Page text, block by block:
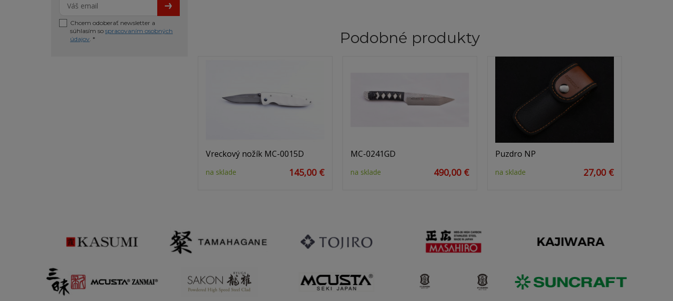
Chcem odoberať newsletter a
súhlasím so spracovaním osobných
údajov. * Podobné produkty
Vreckový nožík MC-0015D
na sklade 145,00 €
MC-0241GD
na sklade 490,00 €
Puzdro NP
na sklade 27,00 €